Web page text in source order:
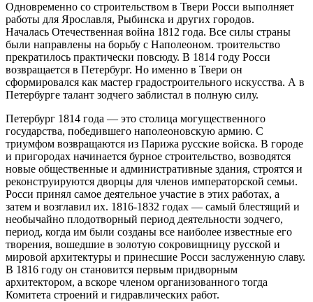
Одновременно со строительством в Твери Росси выполняет
работы для Ярославля, Рыбинска и других городов.
Началась Отечественная война 1812 года. Все силы страны
были направлены на борьбу с Наполеоном. троительство
прекратилось практически повсюду. В 1814 году Росси
возвращается в Петербург. Но именно в Твери он
сформировался как мастер градостроительного искусства. А в
Петербурге талант зодчего заблистал в полную силу.
Петербург 1814 года — это столица могущественного
государства, победившего наполеоновскую армию. С
триумфом возвращаются из Парижа русские войска. В городе
и пригородах начинается бурное строительство, возводятся
новые общественные и административные здания, строятся и
реконструируются дворцы для членов императорской семьи.
Росси принял самое деятельное участие в этих работах, а
затем и возглавил их. 1816-1832 годах — самый блестящий и
необычайно плодотворный период деятельности зодчего,
период, когда им были созданы все наиболее известные его
творения, вошедшие в золотую сокровищницу русской и
мировой архитектуры и принесшие Росси заслуженную славу.
В 1816 году он становится первым придворным
архитектором, а вскоре членом организованного тогда
Комитета строений и гидравлических работ.